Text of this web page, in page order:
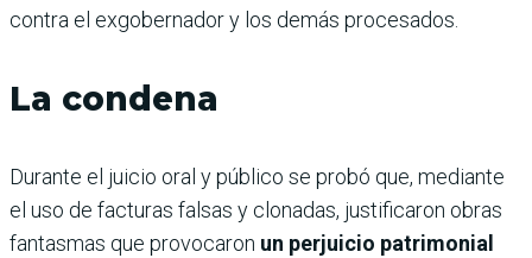
contra el exgobernador y los demás procesados.
La condena
Durante el juicio oral y público se probó que, mediante
el uso de facturas falsas y clonadas, justificaron obras
fantasmas que provocaron un perjuicio patrimonial